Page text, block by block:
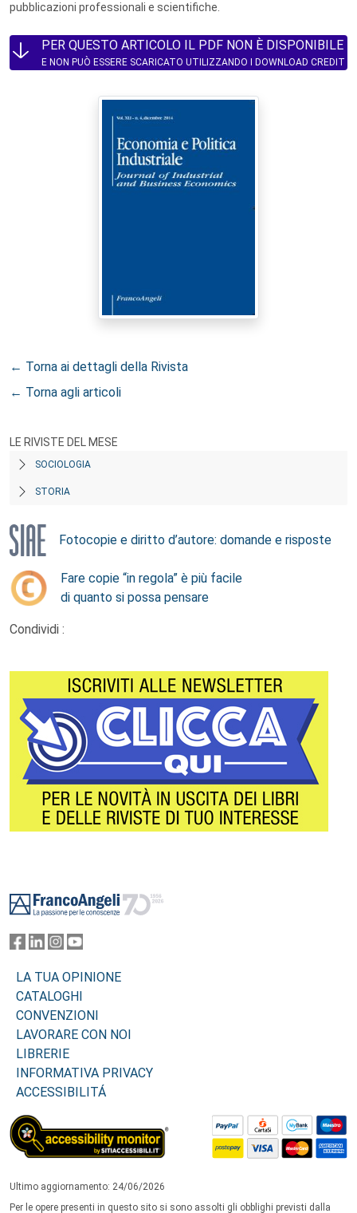
pubblicazioni professionali e scientifiche.
PER QUESTO ARTICOLO IL PDF NON È DISPONIBILE
E NON PUÒ ESSERE SCARICATO UTILIZZANDO I DOWNLOAD CREDIT
← Torna ai dettagli della Rivista
← Torna agli articoli
LE RIVISTE DEL MESE
SOCIOLOGIA
STORIA
Fotocopie e diritto d’autore: domande e risposte
Fare copie “in regola” è più facile
di quanto si possa pensare
Condividi :
LA TUA OPINIONE
CATALOGHI
CONVENZIONI
LAVORARE CON NOI
LIBRERIE
INFORMATIVA PRIVACY
ACCESSIBILITÁ
Ultimo aggiornamento: 24/06/2026
Per le opere presenti in questo sito si sono assolti gli obblighi previsti dalla